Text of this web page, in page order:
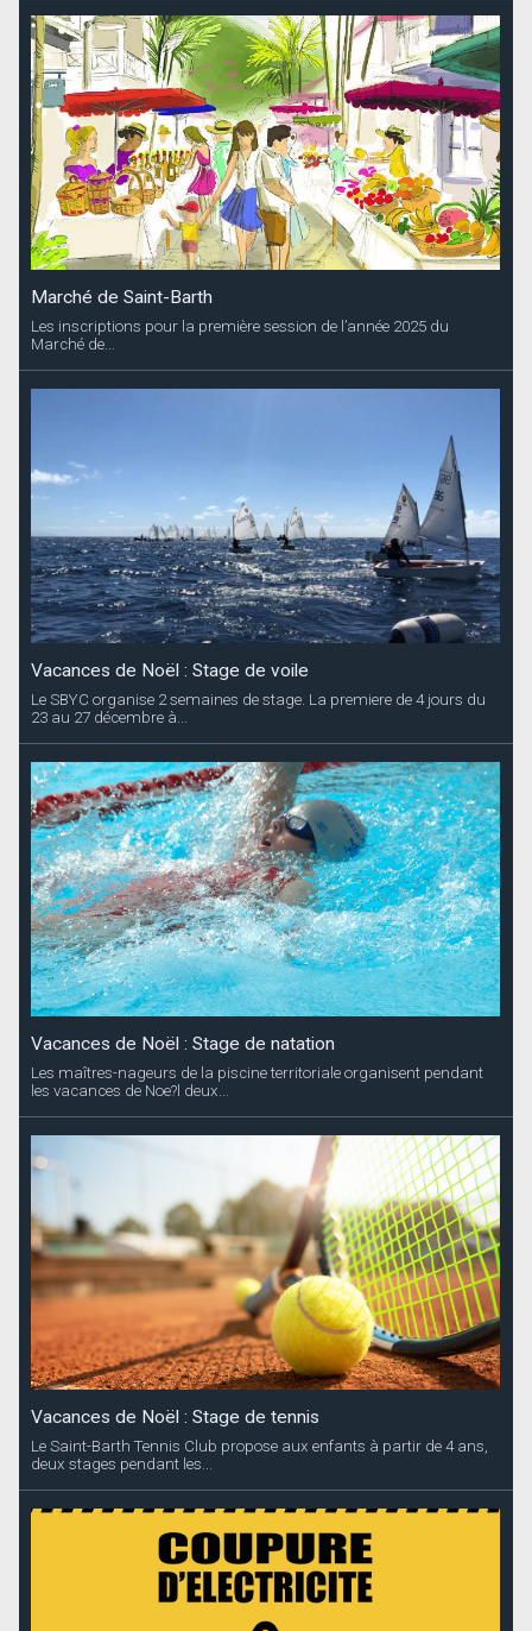
Marché de Saint-Barth
Les inscriptions pour la première session de l’année 2025 du
Marché de...
Vacances de Noël : Stage de voile
Le SBYC organise 2 semaines de stage. La premiere de 4 jours du
23 au 27 décembre à...
Vacances de Noël : Stage de natation
Les maîtres-nageurs de la piscine territoriale organisent pendant
les vacances de Noe?l deux...
Vacances de Noël : Stage de tennis
Le Saint-Barth Tennis Club propose aux enfants à partir de 4 ans,
deux stages pendant les...